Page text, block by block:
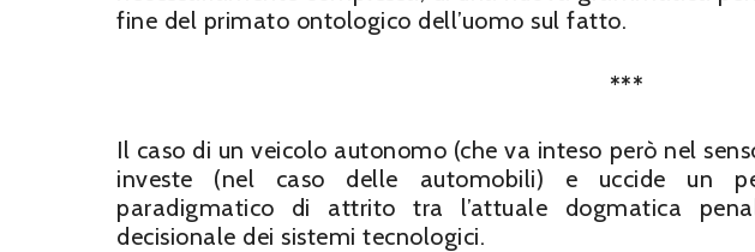
fine del primato ontologico dell’uomo sul fatto.
***
Il caso di un veicolo autonomo (che va inteso però nel
investe (nel caso delle automobili) e uccide un
paradigmatico di attrito tra l’attuale dogmatica
decisionale dei sistemi tecnologici.